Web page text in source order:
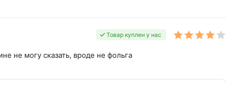
Товар куплен у нас
не могу сказать, вроде не фольга